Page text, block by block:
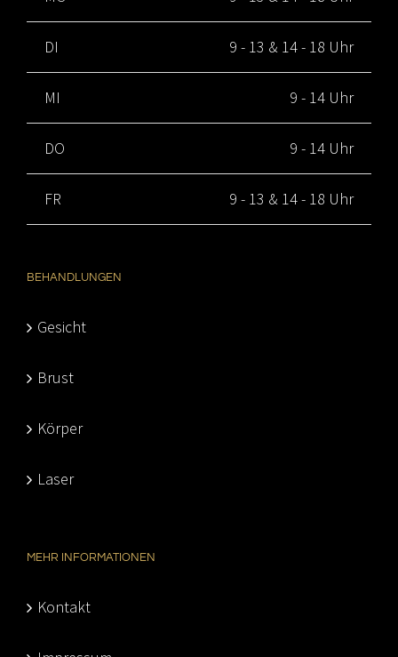
DI 9 - 13 & 14 - 18 Uhr
MI 9 - 14 Uhr
DO 9 - 14 Uhr
FR 9 - 13 & 14 - 18 Uhr
BEHANDLUNGEN
Gesicht
Brust
Körper
Laser
MEHR INFORMATIONEN
Kontakt